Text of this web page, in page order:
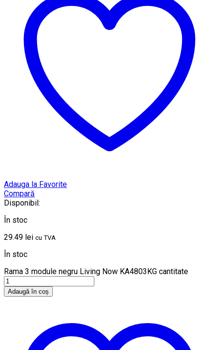
Adauga la Favorite
Compară
Disponibil:
În stoc
29.49 lei cu TVA
În stoc
Rama 3 module negru Living Now KA4803KG cantitate
Adaugă în coș